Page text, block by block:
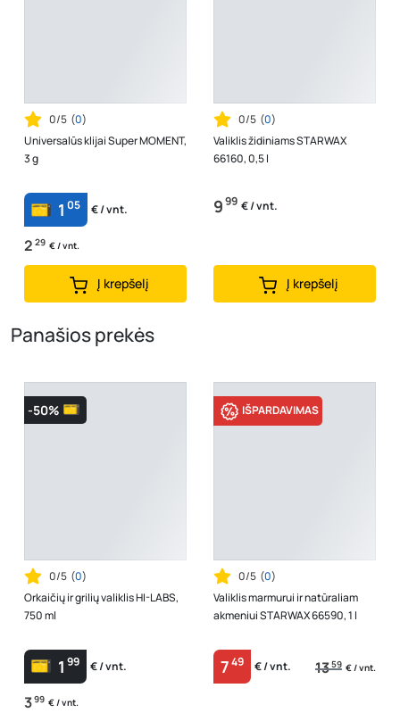
0/5 (0)
Universalūs klijai Super MOMENT,
3 g
1 05 € / vnt.
2 29 € / vnt.
Į krepšelį
0/5 (0)
Valiklis židiniams STARWAX
66160, 0,5 l
999 € / vnt.
Į krepšelį
Panašios prekės
-50%
0/5 (0)
Orkaičių ir grilių valiklis HI-LABS,
750 ml
1 99 € / vnt.
399 € / vnt.
IŠPARDAVIMAS
0/5 (0)
Valiklis marmurui ir natūraliam
akmeniui STARWAX 66590, 1 l
749 € / vnt. 1359 € / vnt.